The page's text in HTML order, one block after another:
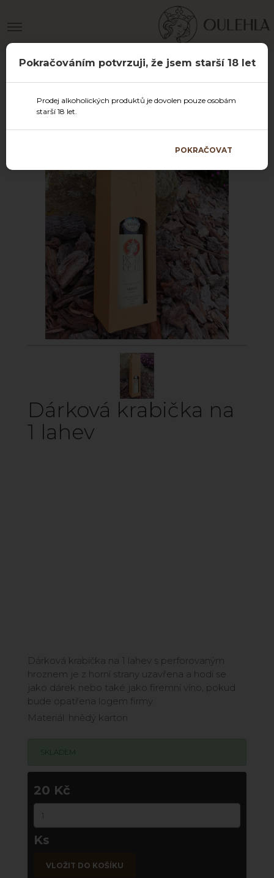
Pokračováním potvrzuji, že jsem starší 18 let
Prodej alkoholických produktů je dovolen pouze osobám
starší 18 let.
POKRAČOVAT
Dárková krabička na
1 lahev
Dárková krabička na 1 lahev s perforovaným
hroznem je z horní strany uzavřena a hodí se
jako dárek nebo také jako firemní víno, pokud
bude opatřena logem firmy.
Materiál: hnědý karton
SKLADEM
20 Kč
Ks
VLOŽIT DO KOŠÍKU